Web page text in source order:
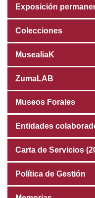
Exposición
Colecciones
MusealiaK
ZumaLAB
Museos Forales
Entidades
Carta de Servicios
Política de Gestión